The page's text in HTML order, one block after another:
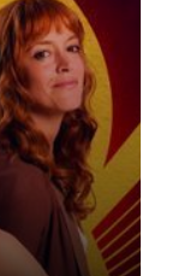
2026